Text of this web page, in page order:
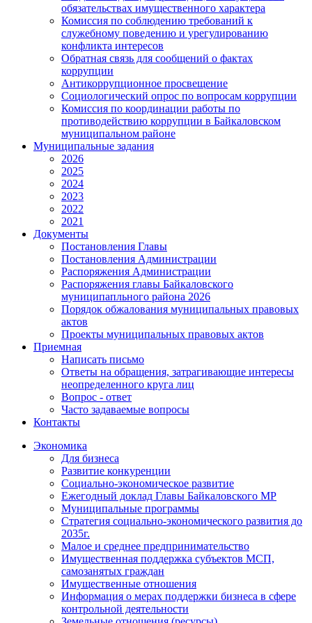
обязательствах имущественного характера
Комиссия по соблюдению требований к
служебному поведению и урегулированию
конфликта интересов
Обратная связь для сообщений о фактах
коррупции
Антикоррупционное просвещение
Социологический опрос по вопросам коррупции
Комиссия по координации работы по
противодействию коррупции в Байкаловском
муниципальном районе
Муниципальные задания
2026
2025
2024
2023
2022
2021
Документы
Постановления Главы
Постановления Администрации
Распоряжения Администрации
Распоряжения главы Байкаловского
муниципапльного района 2026
Порядок обжалования муниципальных правовых
актов
Проекты муниципальных правовых актов
Приемная
Написать письмо
Ответы на обращения, затрагивающие интересы
неопределенного круга лиц
Вопрос - ответ
Часто задаваемые вопросы
Контакты
Экономика
Для бизнеса
Развитие конкуренции
Социально-экономическое развитие
Ежегодный доклад Главы Байкаловского МР
Муниципальные программы
Стратегия социально-экономического развития до
2035г.
Малое и среднее предпринимательство
Имущественная поддержка субъектов МСП,
самозанятых граждан
Имущественные отношения
Информация о мерах поддержки бизнеса в сфере
контрольной деятельности